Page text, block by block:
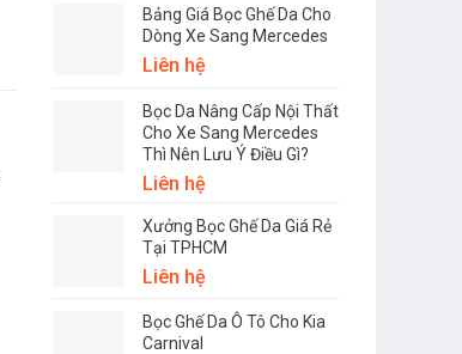
Bảng Giá Bọc Ghế Da Cho
Dòng Xe Sang Mercedes
Liên hệ
Bọc Da Nâng Cấp Nội Thất
Cho Xe Sang Mercedes
Thì Nên Lưu Ý Điều Gì?
Liên hệ
Xưởng Bọc Ghế Da Giá Rẻ
Tại TPHCM
Liên hệ
Bọc Ghế Da Ô Tô Cho Kia
Carnival